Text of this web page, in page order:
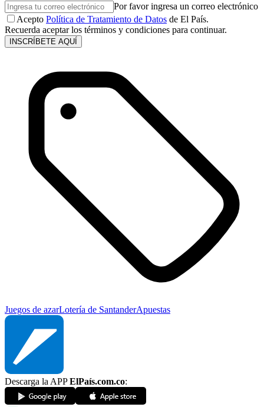
Por favor ingresa un correo electrónico
Acepto Política de Tratamiento de Datos de El País.
Recuerda aceptar los términos y condiciones para continuar.
INSCRÍBETE AQUÍ
Juegos de azarLotería de SantanderApuestas
Descarga la APPElPaís.com.co: